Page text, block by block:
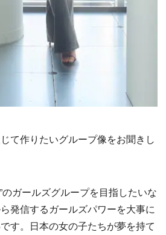
作りたいグループ像をお聞きし
のガールズグループを目指したいな
発信するガールズパワーを大事に
す。日本の女の子たちが夢を持て